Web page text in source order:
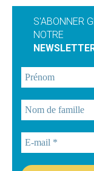
S'ABONNER
NOTRE